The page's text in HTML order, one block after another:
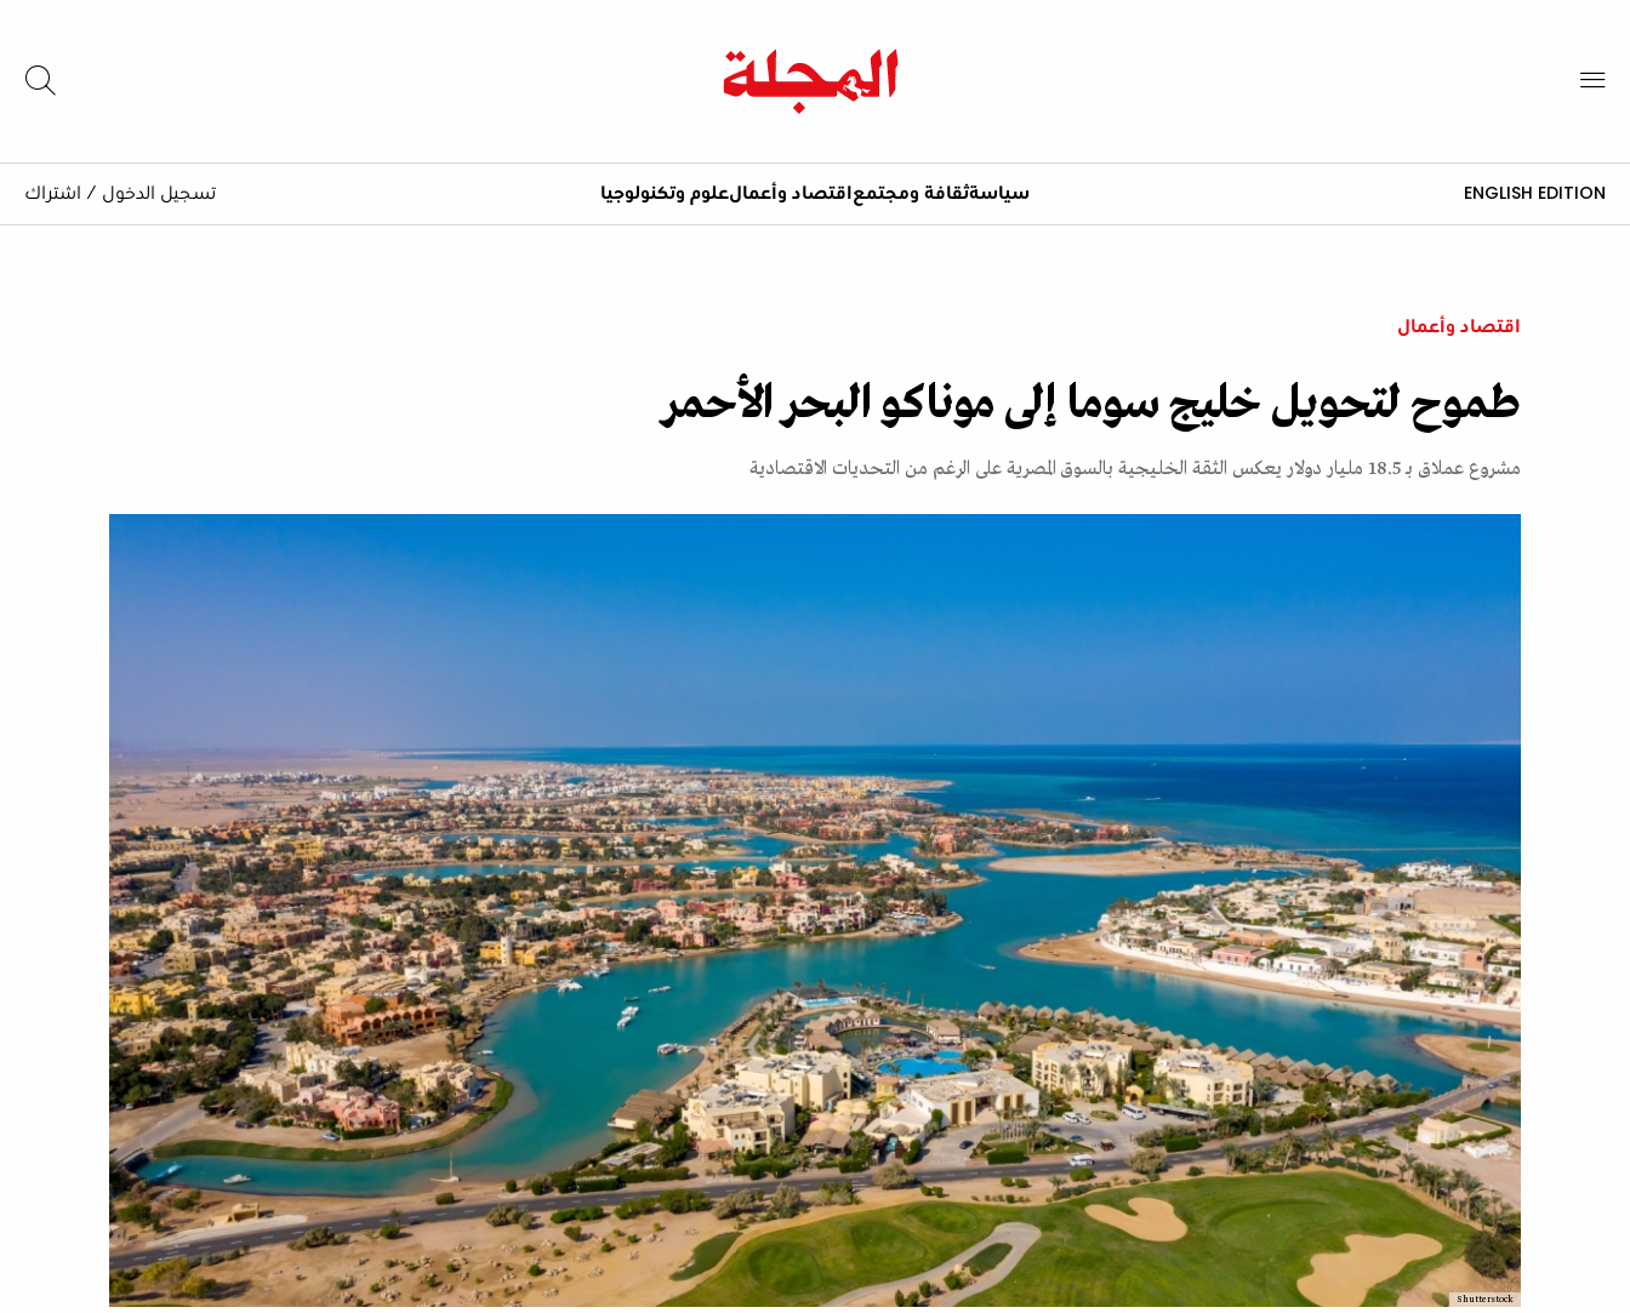
ENGLISH EDITION سياسةثقافة ومجتمع اقتصاد وأعمالعلوم وتكنولوجيا تسجيل الدخول / اشتراك
اقتصاد وأعمال
طموح لتحويل خليج سوما إلى موناكو البحر الأحمر
مشروع عملاق بـ 18.5 مليار دولار يعكس الثقة الخليجية بالسوق المصرية على الرغم من التحديات الاقتصادية
Shutterstock